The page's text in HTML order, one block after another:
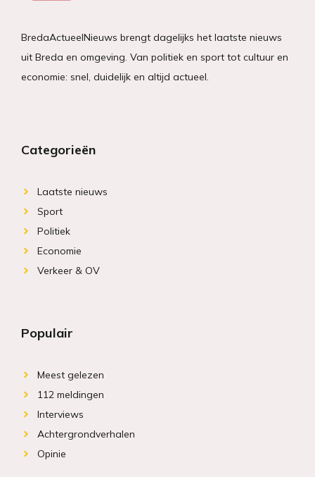
BredaActueelNieuws brengt dagelijks het laatste nieuws
uit Breda en omgeving. Van politiek en sport tot cultuur en
economie: snel, duidelijk en altijd actueel.
Categorieën
Laatste nieuws
Sport
Politiek
Economie
Verkeer & OV
Populair
Meest gelezen
112 meldingen
Interviews
Achtergrondverhalen
Opinie